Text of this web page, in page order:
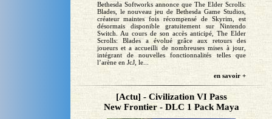
Bethesda Softworks annonce que The Elder Scrolls:
Blades, le nouveau jeu de Bethesda Game Studios,
créateur maintes fois récompensé de Skyrim, est
désormais disponible gratuitement sur Nintendo
Switch. Au cours de son accès anticipé, The Elder
Scrolls: Blades a évolué grâce aux retours des
joueurs et a accueilli de nombreuses mises à jour,
intégrant de nouvelles fonctionnalités telles que
l’arène en JcJ, le...
en savoir +
[Actu] - Civilization VI Pass
New Frontier - DLC 1 Pack Maya